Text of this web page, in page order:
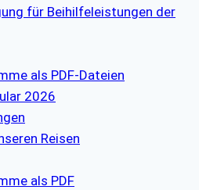
für Beihilfeleistungen der
als PDF-Dateien
2026
Reisen
als PDF